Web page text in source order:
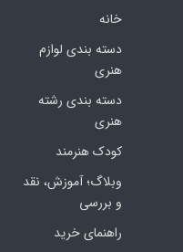
خانه
دسته بندی لوازم
هنری
دسته بندی رشته
هنری
کودک هنرمند
وبلاگ؛ آموزش، نقد
و بررسی
راهنمای خرید